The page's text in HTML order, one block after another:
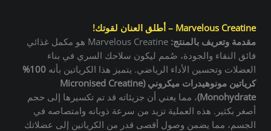
Marvelous Creatine – أطلق الع
نان لقوتك!
مقدمة وتعريف بالمنتج:
Marvelous Creatine هو مكمل غذائي
فائق النقاء والجودة، صُمم ليكون سلاحك السري في بناء
العضلات وتحسين الأداء الرياضي. يتميز هذا الكرياتين بأنه
100%
كرياتين مونوهيدرات ميكروني (Micronised Creatine
Monohydrate) ، مما يعني أن جزيئاته قد تم تكسيرها إلى حجم
أصغر بكثير. هذه العملية تزيد من سرعة ذوبانه وامتصاصه في
الجسم، مما يضمن وصول أقصى قدر من الكرياتين إلى عضلاتك